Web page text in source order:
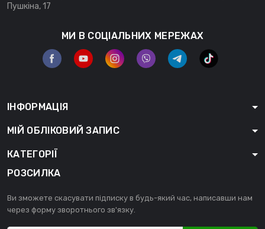
Пушкіна, 17
МИ В СОЦІАЛЬНИХ МЕРЕЖАХ
ІНФОРМАЦІЯ
МІЙ ОБЛІКОВИЙ ЗАПИС
КАТЕГОРІЇ
РОЗСИЛКА
Ви зможете скасувати підписку в будь-який час, написавши нам
через форму зворотнього зв'язку.